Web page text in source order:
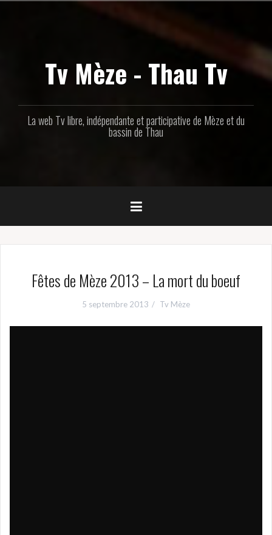
Tv Mèze - Thau Tv
La web Tv libre, indépendante et participative de Mèze et du
bassin de Thau
Fêtes de Mèze 2013 – La mort du boeuf
5 septembre 2013 Tv Mèze